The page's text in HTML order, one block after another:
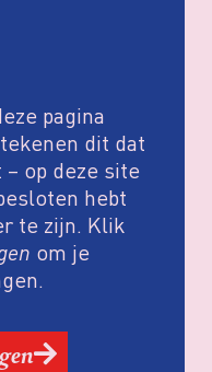
pagina
dit dat
op deze site
hebt
te zijn. Klik
om je